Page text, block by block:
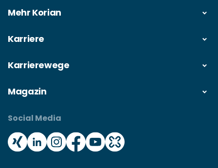
Mehr Korian
Karriere
Karrierewege
Magazin
Social Media